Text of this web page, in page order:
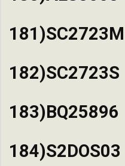
181)SC2723M
182)SC2723S
183)BQ25896
184)S2DOS03